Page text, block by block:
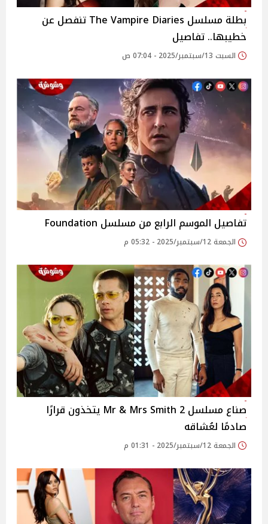
بطلة مسلسل The Vampire Diaries تنفصل عن
خطيبها.. تفاصيل
السبت 13/سبتمبر/2025 - 07:04 ص
تفاصيل الموسم الرابع من مسلسل Foundation
الجمعة 12/سبتمبر/2025 - 05:32 م
صناع مسلسل Mr & Mrs Smith 2 يتخذون قرارًا
صادمًا لعُشاقه
الجمعة 12/سبتمبر/2025 - 01:31 م